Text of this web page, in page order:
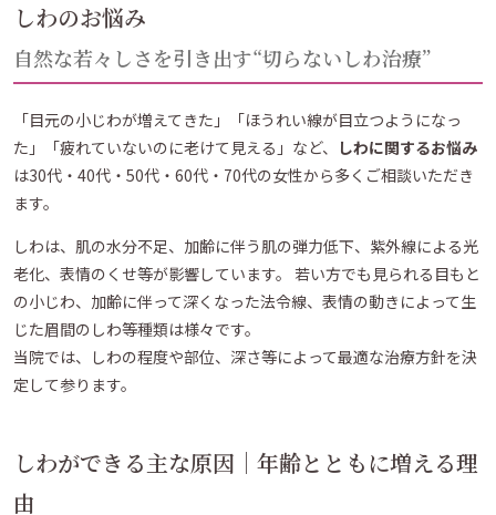
しわのお悩み
自然な若々しさを引き出す“切らないしわ治療”
「目元の小じわが増えてきた」「ほうれい線が目立つようになっ
た」「疲れていないのに老けて見える」など、 しわに関するお悩み
は30代・40代・50代・60代・70代の女性から多くご相談いただき
ます。
しわは、肌の水分不足、加齢に伴う肌の弾力低下、紫外線による光
老化、表情のくせ等が影響しています。 若い方でも見られる目もと
の小じわ、加齢に伴って深くなった法令線、表情の動きによって生
じた眉間のしわ等種類は様々です。
当院では、しわの程度や部位、深さ等によって最適な治療方針を決
定して参ります。
しわができる主な原因｜年齢とともに増える理
由